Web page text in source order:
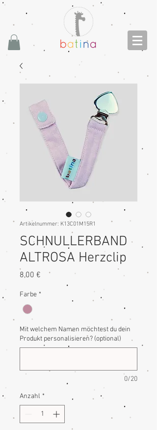
Artikelnummer: K13C01M15R1
SCHNULLERBAND
ALTROSA Herzclip
8,00 € Preis
Farbe *
Mit welchem Namen möchtest du dein
Produkt personalisieren? (optional)
0/20
Anzahl *